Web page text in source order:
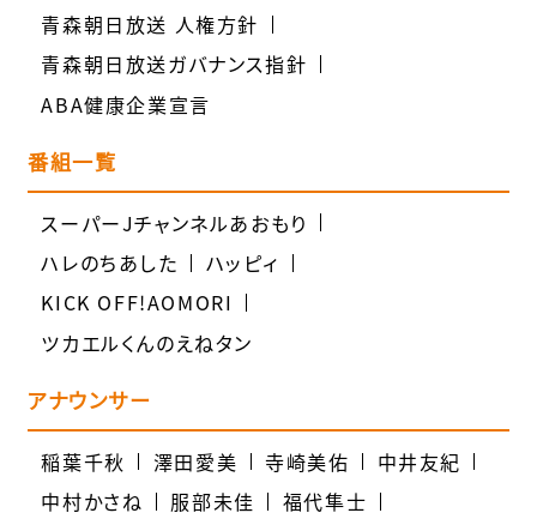
青森朝日放送 人権方針
青森朝日放送ガバナンス指針
ABA健康企業宣言
番組一覧
スーパーJチャンネルあおもり
ハレのちあした
ハッピィ
KICK OFF!AOMORI
ツカエルくんのえねタン
アナウンサー
稲葉千秋 澤田愛美 寺崎美佑
中井友紀
中村かさね
服部未佳
福代隼士